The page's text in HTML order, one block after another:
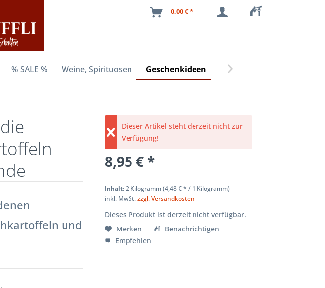
0,00 € *
% SALE % Weine, Spirituosen Geschenkideen 
und
Dieser Artikel steht derzeit nicht zur
Verfügung!
8,95 € *
Inhalt:2 Kilogramm (4,48 €* / 1 Kilogramm)
inkl. MwSt.zzgl. Versandkosten
Dieses Produkt ist derzeit nicht verfügbar.
Merken
Benachrichtigen
Empfehlen